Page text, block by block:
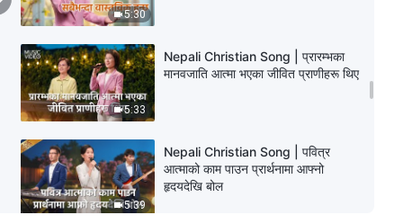
5:30
5:33
Nepali Christian Song | प्रारम्भका
मानवजाति आत्मा भएका जीवित प्राणीहरू थिए
5:39
Nepali Christian Song | पवित्र
आत्माको काम पाउन प्रार्थनामा आफ्नो
हृदयदेखि बोल